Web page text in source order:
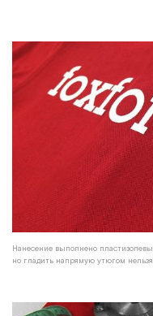
Нанесение выполнено
но гладить напрямую утюгом